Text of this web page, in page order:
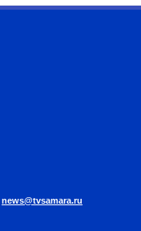
news@tvsamara.ru